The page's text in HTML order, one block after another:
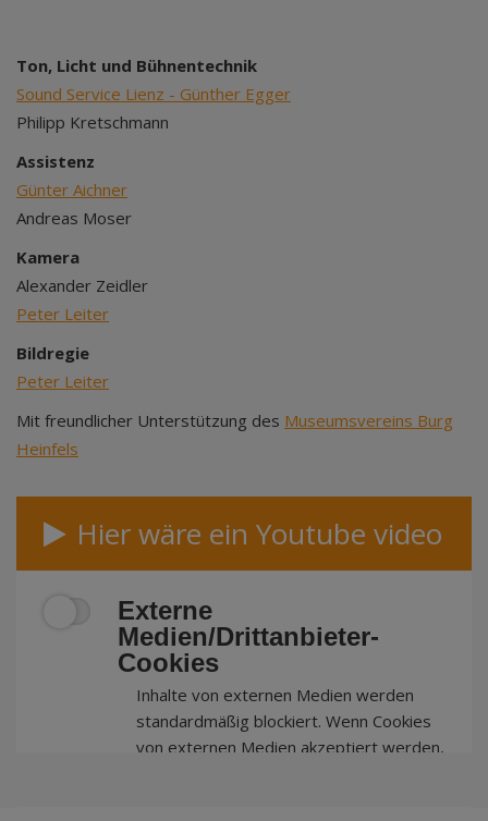
Ton, Licht und Bühnentechnik
Sound Service Lienz - Günther Egger
Philipp Kretschmann
Assistenz
Günter Aichner
Andreas Moser
Kamera
Alexander Zeidler
Peter Leiter
Bildregie
Peter Leiter
Mit freundlicher Unterstützung des Museumsvereins Burg
Heinfels
Hier wäre ein Youtube video
Externe
Medien/Drittanbieter-
Cookies
Inhalte von externen Medien werden
standardmäßig blockiert. Wenn Cookies
von externen Medien akzeptiert werden,